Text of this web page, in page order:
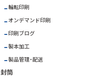
輪転印刷
オンデマンド印刷
印刷ブログ
製本加工
製品管理・配送
封筒